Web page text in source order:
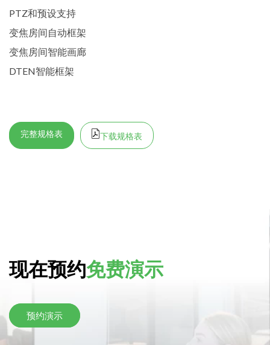
PTZ和预设支持
变焦房间自动框架
变焦房间智能画廊
DTEN智能框架
完整规格表 下载规格表
现在预约免费演示
预约演示